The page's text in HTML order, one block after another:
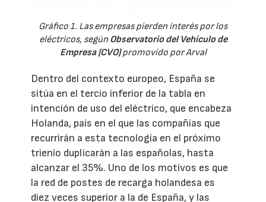
Gráfico 1. Las empresas pierden interés por los
eléctricos, segúnObservatorio del Vehículo de
Empresa (CVO)promovido por Arval
Dentro del contexto europeo, España se
sitúa en el tercio inferior de la tabla en
intención de uso del eléctrico, que encabeza
Holanda, país en el que las compañías que
recurrirán a esta tecnología en el próximo
trienio duplicarán a las españolas, hasta
alcanzar el 35%. Uno de los motivos es que
la red de postes de recarga holandesa es
diez veces superior a la de España, y las